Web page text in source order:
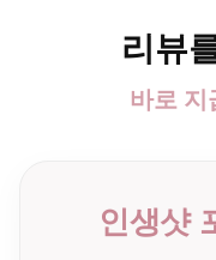
리뷰
바로 지
인생샷